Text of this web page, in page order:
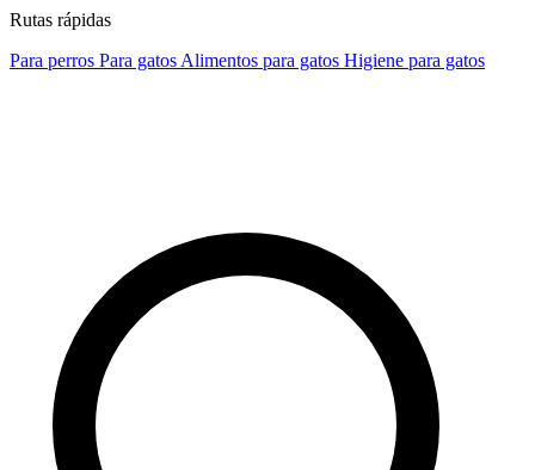
Rutas rápidas
Para perros Para gatos Alimentos para gatos Higiene para gatos